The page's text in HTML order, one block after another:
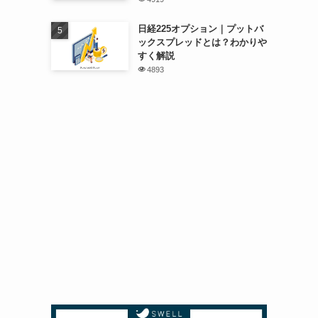
日経225オプション｜プットバ
ックスプレッドとは？わかりや
すく解説
4893